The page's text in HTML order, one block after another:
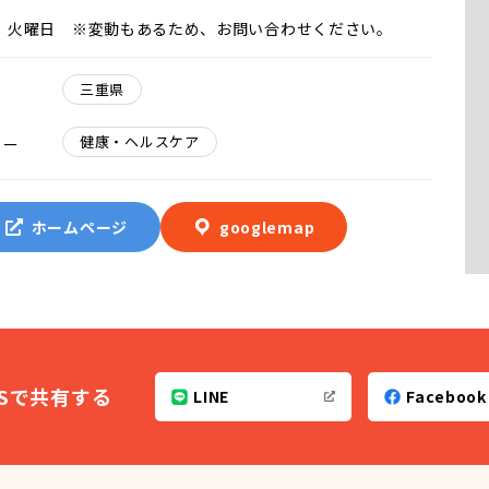
火曜日 ※変動もあるため、お問い合わせください。
三重県
健康・ヘルスケア
ホームページ googlemap
で共有する LINE Facebook